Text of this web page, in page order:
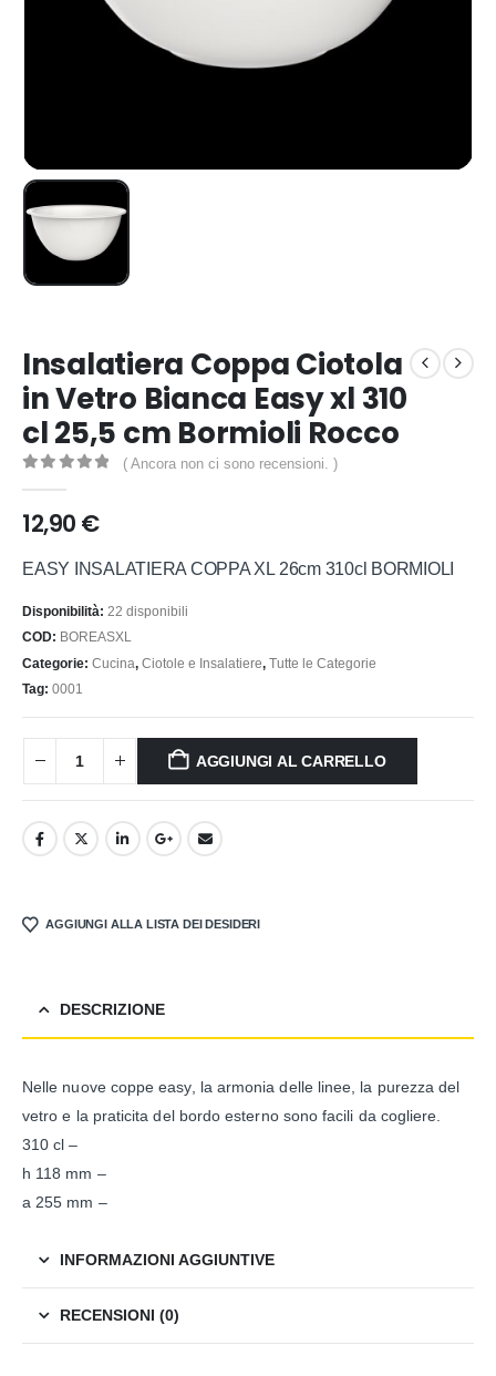
Insalatiera Coppa Ciotola
in Vetro Bianca Easy xl 310
cl 25,5 cm Bormioli Rocco
( Ancora non ci sono recensioni. )
12,90 €
EASY INSALATIERA COPPA XL 26cm 310cl BORMIOLI
Disponibilità: 22 disponibili
COD: BOREASXL
Categorie: Cucina, Ciotole e Insalatiere, Tutte le Categorie
Tag: 0001
AGGIUNGI AL CARRELLO
AGGIUNGI ALLA LISTA DEI DESIDERI
DESCRIZIONE
Nelle nuove coppe easy, la armonia delle linee, la purezza del
vetro e la praticita del bordo esterno sono facili da cogliere.
310 cl –
h 118 mm –
a 255 mm –
INFORMAZIONI AGGIUNTIVE
RECENSIONI (0)